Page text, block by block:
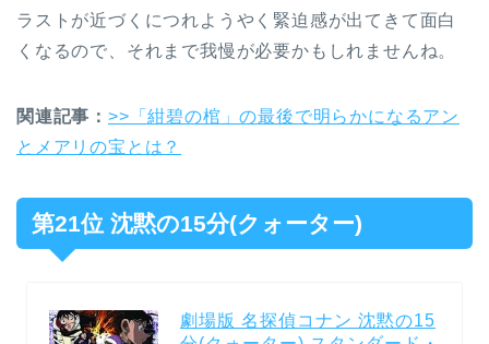
ラストが近づくにつれようやく緊迫感が出てきて面白
くなるので、それまで我慢が必要かもしれませんね。
関連記事： >>「紺碧の棺」の最後で明らかになるアン
とメアリの宝とは？
第21位 沈黙の15分(クォーター)
劇場版 名探偵コナン 沈黙の15